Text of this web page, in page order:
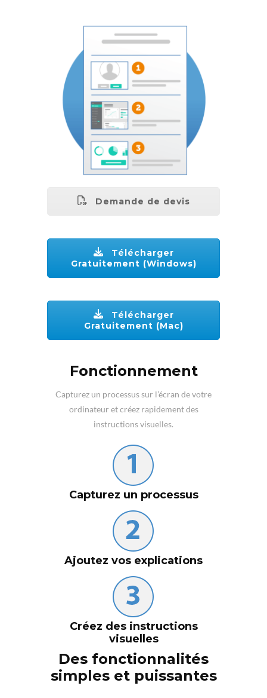
Demande de devis
Télécharger
Gratuitement (Windows)
Télécharger
Gratuitement (Mac)
Fonctionnement
Capturez un processus sur l’écran de votre
ordinateur et créez rapidement des
instructions visuelles.
Capturez un processus
Ajoutez vos explications
Créez des instructions
visuelles
Des fonctionnalités
simples et puissantes